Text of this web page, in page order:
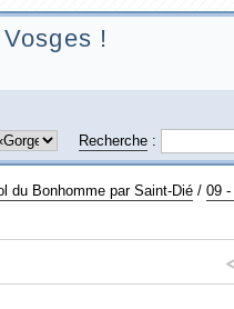
!
Recherche:
du Bonhomme par Saint-Dié/ 09 -